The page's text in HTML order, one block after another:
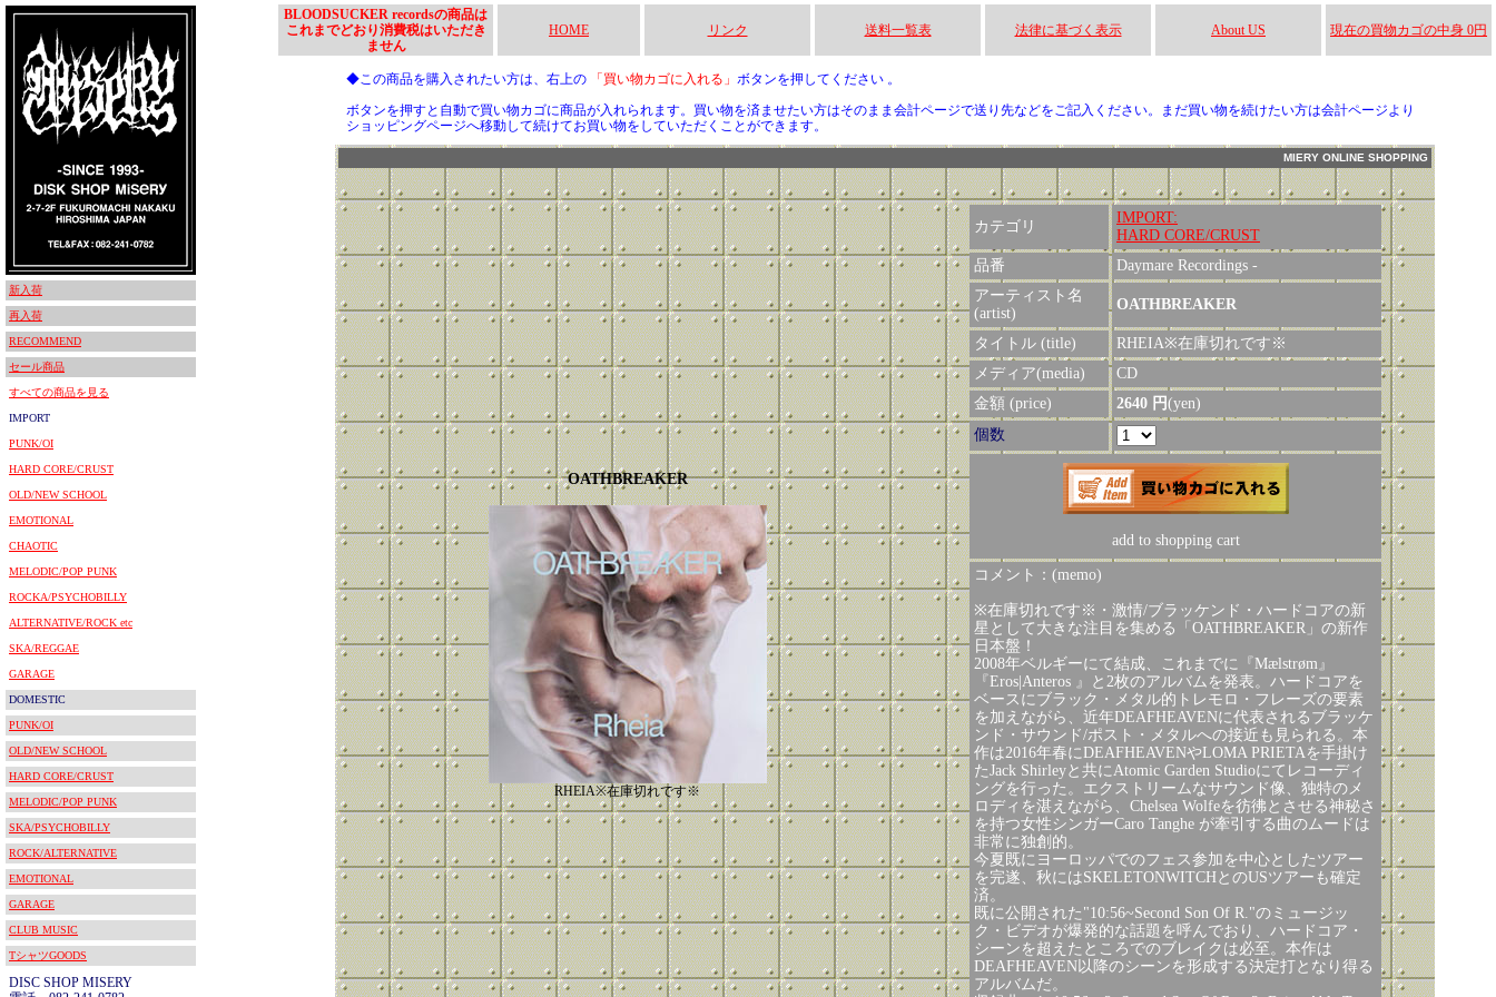
新入荷
再入荷
RECOMMEND
セール商品
すべての商品を見る
IMPORT
PUNK/OI
HARD CORE/CRUST
OLD/NEW SCHOOL
EMOTIONAL
CHAOTIC
MELODIC/POP PUNK
ROCKA/PSYCHOBILLY
ALTERNATIVE/ROCK etc
SKA/REGGAE
GARAGE
DOMESTIC
PUNK/OI
OLD/NEW SCHOOL
HARD CORE/CRUST
MELODIC/POP PUNK
SKA/PSYCHOBILLY
ROCK/ALTERNATIVE
EMOTIONAL
GARAGE
CLUB MUSIC
TシャツGOODS
DISC SHOP MISERY
BLOODSUCKER recordsの商品は
これまでどおり消費税はいただき
ません
HOME リンク 送料一覧表 法律に基づく表示 About US 現在の買物カゴの中身 0円
◆この商品を購入されたい方は、右上の 「買い物カゴに入れる」 ボタンを押してください 。
ボタンを押すと自動で買い物カゴに商品が入れられます。買い物を済ませたい方はそのまま会計ページで送り先などをご記入ください。まだ買い物を続けたい方は会計ページより
ショッピングページへ移動して続けてお買い物をしていただくことができます。
MIERY ONLINE SHOPPING
OATHBREAKER
RHEIA※在庫切れです※
カテゴリ
IMPORT:
HARD CORE/CRUST
品番
Daymare Recordings -
アーティスト名
(artist)
OATHBREAKER
タイトル (title)
RHEIA※在庫切れです※
メディア(media)
CD
金額 (price)
2640 円(yen)
個数
add to shopping cart
コメント：(memo)
※在庫切れです※・激情/ブラッケンド・ハードコアの新
星として大きな注目を集める「OATHBREAKER」の新作
日本盤！
2008年ベルギーにて結成、これまでに『Mælstrøm』
『Eros|Anteros 』と2枚のアルバムを発表。ハードコアを
ベースにブラック・メタル的トレモロ・フレーズの要素
を加えながら、近年DEAFHEAVENに代表されるブラッケ
ンド・サウンド/ポスト・メタルへの接近も見られる。本
作は2016年春にDEAFHEAVENやLOMA PRIETAを手掛け
たJack Shirleyと共にAtomic Garden Studioにてレコーディ
ングを行った。エクストリームなサウンド像、独特のメ
ロディを湛えながら、Chelsea Wolfeを彷彿とさせる神秘さ
を持つ女性シンガーCaro Tanghe が牽引する曲のムードは
非常に独創的。
今夏既にヨーロッパでのフェス参加を中心としたツアー
を完遂、秋にはSKELETONWITCHとのUSツアーも確定
済。
既に公開された"10:56~Second Son Of R."のミュージッ
ク・ビデオが爆発的な話題を呼んでおり、ハードコア・
シーンを超えたところでのブレイクは必至。本作は
DEAFHEAVEN以降のシーンを形成する決定打となり得る
アルバムだ。